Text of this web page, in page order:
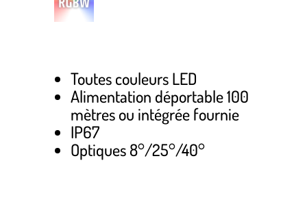
Toutes couleurs LED
Alimentation déportable 100
mètres ou intégrée fournie
IP67
Optiques 8°/25°/40°